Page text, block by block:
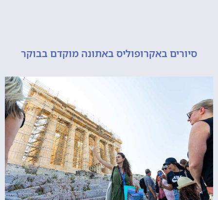
באקרופוליס באתונה מוקדם בבוקר